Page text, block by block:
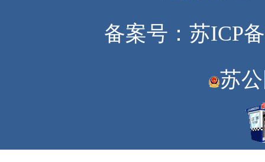
备案号：苏ICP
苏